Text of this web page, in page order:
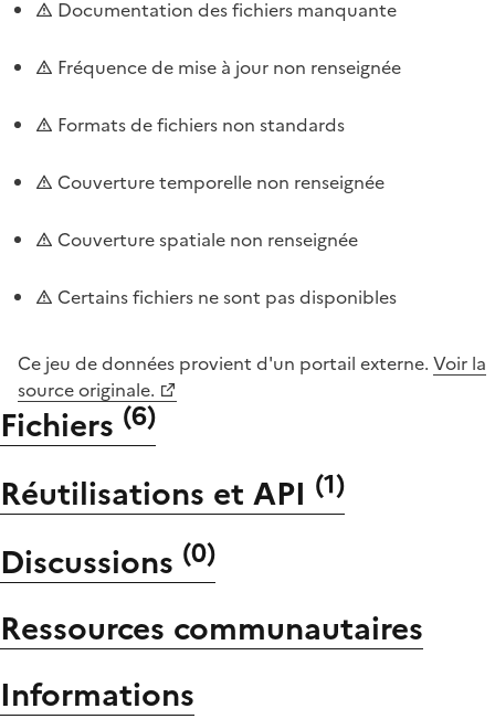
Documentation des fichiers manquante
Fréquence de mise à jour non renseignée
Formats de fichiers non standards
Couverture temporelle non renseignée
Couverture spatiale non renseignée
Certains fichiers ne sont pas disponibles
Ce jeu de données provient d'un portail externe. Voir la
source originale.
Fichiers (6)
Réutilisations et API (1)
Discussions (0)
Ressources communautaires
Informations